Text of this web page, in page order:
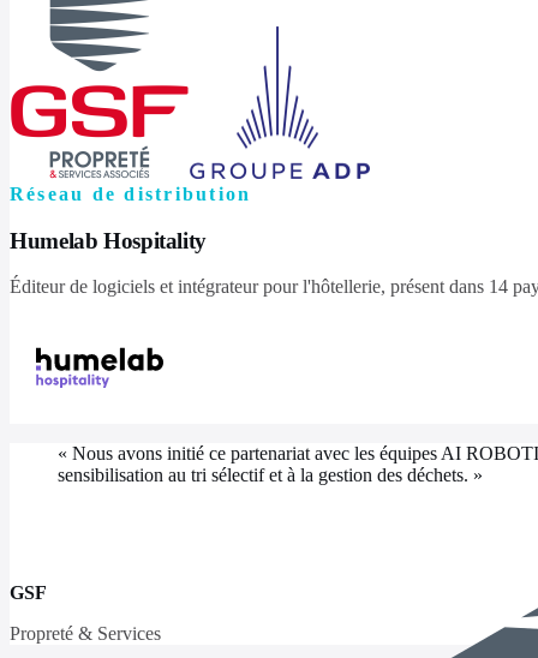
Réseau de distribution
Humelab Hospitality
Éditeur de logiciels et intégrateur pour l'hôtellerie, présent dans 14
« Nous avons initié ce partenariat avec les équipes AI
sensibilisation au tri sélectif et à la gestion des déchets. »
GSF
Propreté & Services